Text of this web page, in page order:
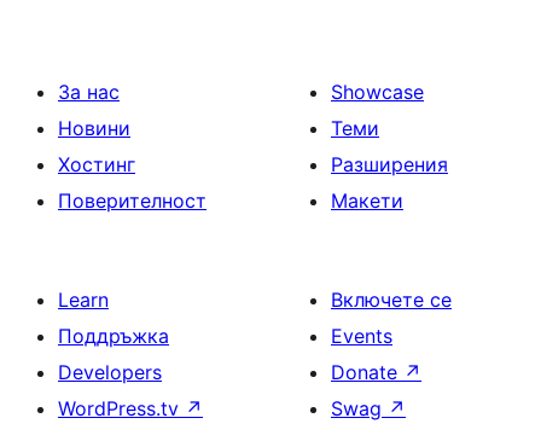
За нас
Новини
Хостинг
Поверителност
Showcase
Теми
Разширения
Макети
Learn
Поддръжка
Developers
WordPress.tv ↗
Включете се
Events
Donate ↗
Swag ↗